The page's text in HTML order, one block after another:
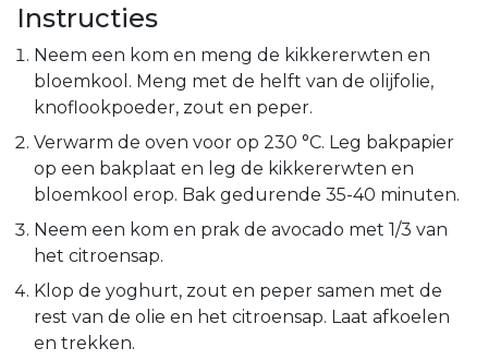
Instructies
Neem een kom en meng de kikkererwten en
bloemkool. Meng met de helft van de olijfolie,
knoflookpoeder, zout en peper.
Verwarm de oven voor op 230 °C. Leg bakpapier
op een bakplaat en leg de kikkererwten en
bloemkool erop. Bak gedurende 35-40 minuten.
Neem een kom en prak de avocado met 1/3 van
het citroensap.
Klop de yoghurt, zout en peper samen met de
rest van de olie en het citroensap. Laat afkoelen
en trekken.